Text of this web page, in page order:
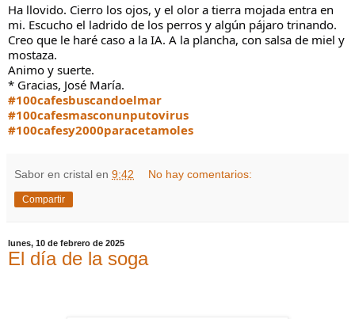
Ha llovido. Cierro los ojos, y el olor a tierra mojada entra en
mi. Escucho el ladrido de los perros y algún pájaro trinando.
Creo que le haré caso a la IA. A la plancha, con salsa de miel y
mostaza.
Animo y suerte.
* Gracias, José María.
#100cafesbuscandoelmar
#100cafesmasconunputovirus
#100cafesy2000paracetamoles
Sabor en cristal en 9:42 No hay comentarios:
Compartir
lunes, 10 de febrero de 2025
El día de la soga